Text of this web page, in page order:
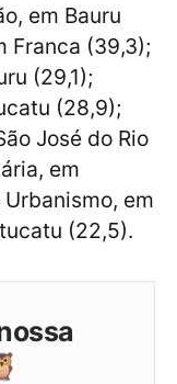
em Bauru
Franca (39,3);
(29,1);
(28,9);
José do Rio
em
em
(22,5).